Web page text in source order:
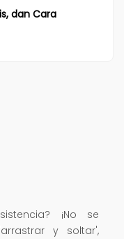
dan Cara
¡No se
y soltar',